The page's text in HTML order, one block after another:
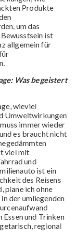
Produkte
um das
ist
allgemein für
Was begeistert
wieviel
Umweltwirkungen
immer wieder
es braucht nicht
viel mit
und
ist ein
des Reisens
plane ich ohne
der umliegenden
und Trinken
regional